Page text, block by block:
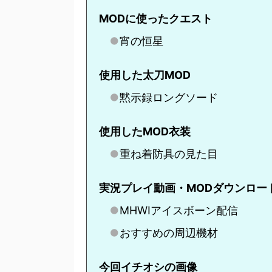
MODに使ったクエスト
宵の恒星
使用した太刀MOD
黙示録ロングソード
使用したMOD衣装
重ね着防具の見た目
実況プレイ動画・MODダウンロー
MHWIアイスボーン配信
おすすめの周辺機材
今回イチオシの画像